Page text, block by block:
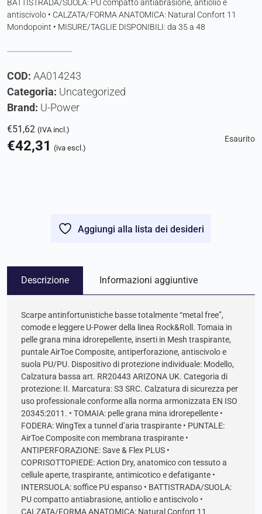
BATTISTRADA/SUOLA: PU compatto antiabrasione, antiolio e
antiscivolo • CALZATA/FORMA ANATOMICA: Natural Confort 11
Mondopoint • MISURE/TAGLIE DISPONIBILI: da 35 a 48
COD: AA014243
Categoria: Uncategorized
Brand: U-Power
€51,62 (IVA incl.)
€42,31 (iva escl.)
Esaurito
Aggiungi alla lista dei desideri
Descrizione Informazioni aggiuntive
Scarpe antinfortunistiche basse totalmente “metal free”,
comode e leggere U-Power della linea Rock&Roll. Tomaia in
pelle grana mina idrorepellente, inserti in Mesh traspirante,
puntale AirToe Composite, antiperforazione, antiscivolo e
suola PU/PU. Dispositivo di protezione individuale: Modello,
Calzatura bassa art. RR20443 ARIZONA UK. Categoria di
protezione: II. Marcatura: S3 SRC. Calzatura di sicurezza per
uso professionale conforme alla norma armonizzata EN ISO
20345:2011. • TOMAIA: pelle grana mina idrorepellente •
FODERA: WingTex a tunnel d’aria traspirante • PUNTALE:
AirToe Composite con membrana traspirante •
ANTIPERFORAZIONE: Save & Flex PLUS •
COPRISOTTOPIEDE: Action Dry, anatomico con tessuto a
cellule aperte, traspirante, antimicotico e defatigante •
INTERSUOLA: soffice PU espanso • BATTISTRADA/SUOLA:
PU compatto antiabrasione, antiolio e antiscivolo •
CALZATA/FORMA ANATOMICA: Natural Confort 11